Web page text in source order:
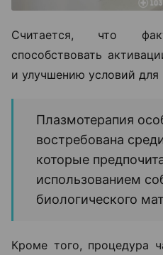
Считается, что
способствовать
и улучшению условий для
Плазмотерапия
востребована
которые
использованием
биологического
Кроме того, процедура